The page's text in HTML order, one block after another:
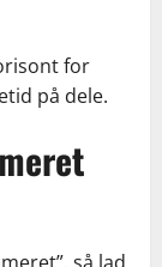
for
på dele.